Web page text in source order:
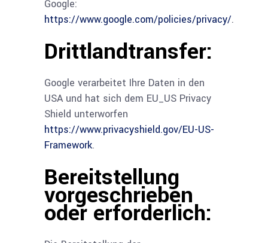
Google:
https://www.google.com/policies/privacy/.
Drittlandtransfer:
Google verarbeitet Ihre Daten in den
USA und hat sich dem EU_US Privacy
Shield unterworfen
https://www.privacyshield.gov/EU-US-
Framework.
Bereitstellung
vorgeschrieben
oder erforderlich: